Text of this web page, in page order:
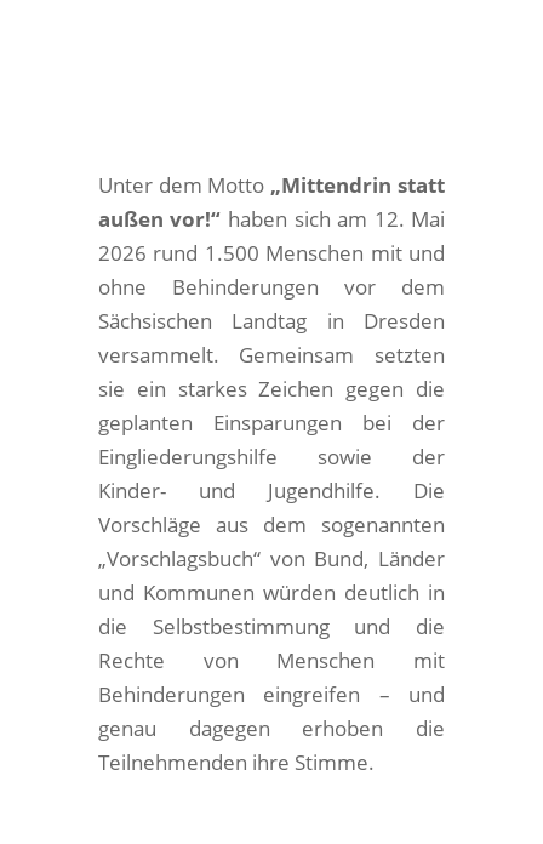
Unter dem Motto „Mittendrin statt
außen vor!“ haben sich am 12. Mai
2026 rund 1.500 Menschen mit und
ohne Behinderungen vor dem
Sächsischen Landtag in Dresden
versammelt. Gemeinsam setzten
sie ein starkes Zeichen gegen die
geplanten Einsparungen bei der
Eingliederungshilfe sowie der
Kinder- und Jugendhilfe. Die
Vorschläge aus dem sogenannten
„Vorschlagsbuch“ von Bund, Länder
und Kommunen würden deutlich in
die Selbstbestimmung und die
Rechte von Menschen mit
Behinderungen eingreifen – und
genau dagegen erhoben die
Teilnehmenden ihre Stimme.